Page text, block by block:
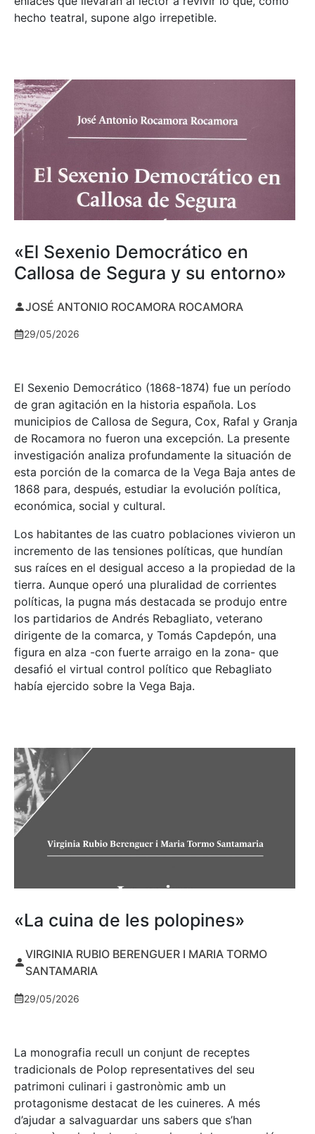
hecho teatral, supone algo irrepetible.
«El Sexenio Democrático en
Callosa de Segura y su entorno»
JOSÉ ANTONIO ROCAMORA ROCAMORA
29/05/2026
El Sexenio Democrático (1868-1874) fue un período
de gran agitación en la historia española. Los
municipios de Callosa de Segura, Cox, Rafal y Granja
de Rocamora no fueron una excepción. La presente
investigación analiza profundamente la situación de
esta porción de la comarca de la Vega Baja antes de
1868 para, después, estudiar la evolución política,
económica, social y cultural.
Los habitantes de las cuatro poblaciones vivieron un
incremento de las tensiones políticas, que hundían
sus raíces en el desigual acceso a la propiedad de la
tierra. Aunque operó una pluralidad de corrientes
políticas, la pugna más destacada se produjo entre
los partidarios de Andrés Rebagliato, veterano
dirigente de la comarca, y Tomás Capdepón, una
figura en alza -con fuerte arraigo en la zona- que
desafió el virtual control político que Rebagliato
había ejercido sobre la Vega Baja.
«La cuina de les polopines»
VIRGINIA RUBIO BERENGUER I MARIA TORMO
SANTAMARIA
29/05/2026
La monografia recull un conjunt de receptes
tradicionals de Polop representatives del seu
patrimoni culinari i gastronòmic amb un
protagonisme destacat de les cuineres. A més
d’ajudar a salvaguardar uns sabers que s’han